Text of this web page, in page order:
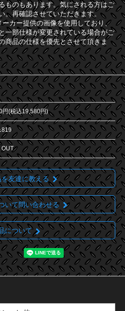
ものもあります。気にされる方はご
。再確認させていただきます。
カー提供の画像を使用しており、
一部仕様が変更されている場合がご
商品の仕様を優先とさせて頂きま
円(税込19,580円)
OUT
友達に教える
いて問い合わせる
について